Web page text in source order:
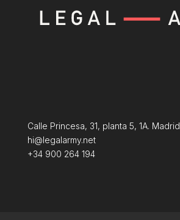
Calle Princesa, 31, planta 5, 1A. Madrid
hi@legalarmy.net
+34 900 264 194